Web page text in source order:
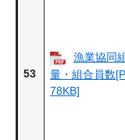
53
漁業協同
量・組合員数
78KB]